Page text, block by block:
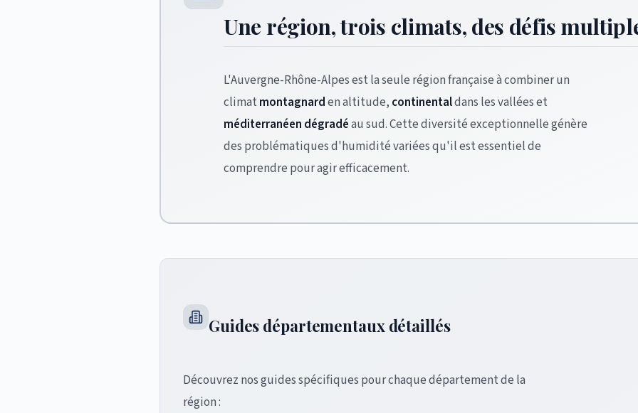
Une région, trois climats, des défis
L'Auvergne-Rhône-Alpes est la seule région française à combiner un
climatmontagnarden altitude, continentaldans les vallées et
méditerranéen dégradéau sud. Cette diversité exceptionnelle génère
des problématiques d'humidité variées qu'il est essentiel de
comprendre pour agir efficacement.
Guides départementaux détaillés
Découvrez nos guides spécifiques pour chaque département de la
région :